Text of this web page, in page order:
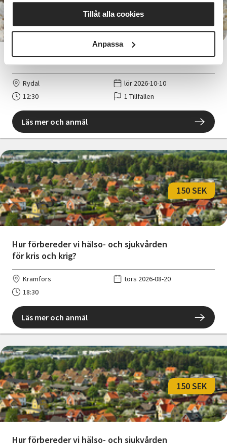
Tillåt alla cookies
Anpassa
Smygmaskvirkning
695 SEK
Rydal
lör 2026-10-10
12:30
1 Tillfällen
Läs mer och anmäl
Hur förbereder vi hälso- och sjukvården
för kris och krig?
150 SEK
Kramfors
tors 2026-08-20
18:30
Läs mer och anmäl
Hur förbereder vi hälso- och sjukvården
150 SEK